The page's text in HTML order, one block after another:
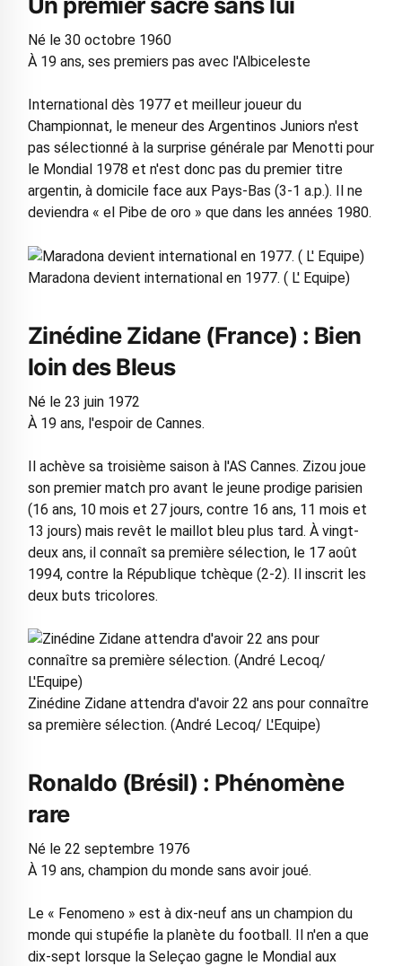
Né le 30 octobre 1960
À 19 ans, ses premiers pas avec l'Albiceleste
International dès 1977 et meilleur joueur du
Championnat, le meneur des Argentinos Juniors n'est
pas sélectionné à la surprise générale par Menotti pour
le Mondial 1978 et n'est donc pas du premier titre
argentin, à domicile face aux Pays-Bas (3-1 a.p.). Il ne
deviendra « el Pibe de oro » que dans les années 1980.
Maradona devient international en 1977. ( L' Equipe)
Zinédine Zidane (France) : Bien
loin des Bleus
Né le 23 juin 1972
À 19 ans, l'espoir de Cannes.
Il achève sa troisième saison à l'AS Cannes. Zizou joue
son premier match pro avant le jeune prodige parisien
(16 ans, 10 mois et 27 jours, contre 16 ans, 11 mois et
13 jours) mais revêt le maillot bleu plus tard. À vingt-
deux ans, il connaît sa première sélection, le 17 août
1994, contre la République tchèque (2-2). Il inscrit les
deux buts tricolores.
Zinédine Zidane attendra d'avoir 22 ans pour connaître
sa première sélection. (André Lecoq/ L'Equipe)
Ronaldo (Brésil) : Phénomène
rare
Né le 22 septembre 1976
À 19 ans, champion du monde sans avoir joué.
Le « Fenomeno » est à dix-neuf ans un champion du
monde qui stupéfie la planète du football. Il n'en a que
dix-sept lorsque la Seleçao gagne le Mondial aux